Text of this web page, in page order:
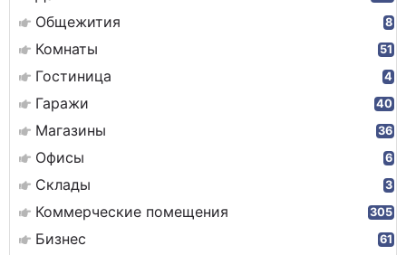
Общежития 8
Комнаты 51
Гостиница 4
Гаражи 40
Магазины 36
Офисы 6
Склады 3
Коммерческие помещения 305
Бизнес 61